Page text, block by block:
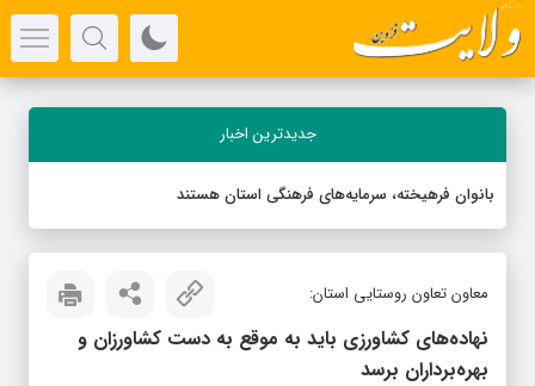
جدیدترین اخبار
بانوان فرهیخته، سرمایه‌های فرهنگی استان هستند
معاون تعاون روستایی استان:
نهاده‌های کشاورزی باید به موقع به دست کشاورزان و
بهره‌برداران برسد